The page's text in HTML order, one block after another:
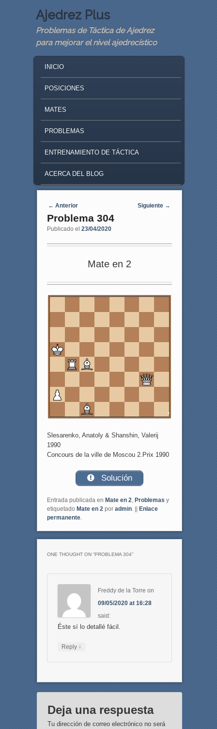
Ajedrez Plus
Problemas de Táctica de Ajedrez
para mejorar el nivel ajedrecístico
SKIP TO PRIMARY CONTENT
SKIP TO SECONDARY CONTENT
INICIO
POSICIONES
MATES
PROBLEMAS
ENTRENAMIENTO DE TÁCTICA
ACERCA DEL BLOG
Navegaci�n de entradas
← Anterior Siguiente →
Problema 304
Publicado el 23/04/2020
Mate en 2
c
Slesarenko, Anatoly & Shanshin, Valerij
1990
Concours de la ville de Moscou 2.Prix 1990
Solución
Entrada publicada en Mate en 2, Problemas y
etiquetado Mate en 2por admin. ||
Enlace
permanente.
ONE THOUGHT ON “PROBLEMA 304”
Freddy de la Torre on
09/05/2020 at 16:28
said:
Éste sí lo detallé fácil.
Reply ↓
Deja una respuesta
Tu dirección de correo electrónico no será